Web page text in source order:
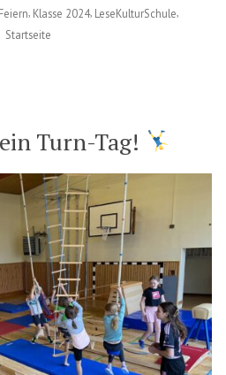
Klasse 2024, LeseKulturSchule
Startseite
Turn-Tag!